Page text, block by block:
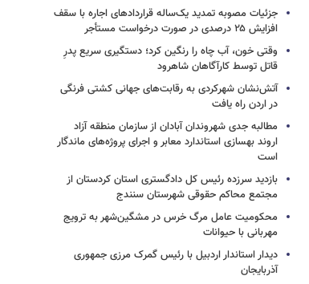
جزئیات مصوبه تمدید یک‌ساله قراردادهای اجاره با سقف
افزایش ۲۵ درصدی در صورت درخواست مستأجر
وقتی خون، آب چاه را رنگین کرد؛ دستگیری سریع پدرِ
قاتل توسط کارآگاهان شاهرود
آتش‌نشان شهرکردی به رقابت‌های جهانی کشتی فرنگی
در اردن راه یافت
مطالبه جدی شهروندان آبادان از سازمان منطقه آزاد
اروند بهسازی استاندارد معابر و اجرای پروژه‌های ماندگار
است
بازدید سرزده رئیس کل دادگستری استان کردستان از
مجتمع محاکم حقوقی شهرستان سنندج
محکومیت عامل مرگ خرس در مشگین‌شهر به ترویج
مهربانی با حیوانات
دیدار استاندار اردبیل با رئیس گمرک مرزی جمهوری
آذربایجان